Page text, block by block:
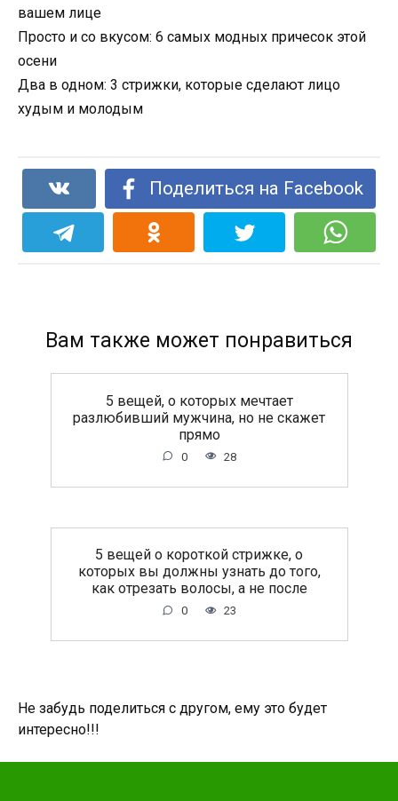
вашем лице
Просто и со вкусом: 6 самых модных причесок этой
осени
Два в одном: 3 стрижки, которые сделают лицо
худым и молодым
Поделиться на Facebook
Вам также может понравиться
5 вещей, о которых мечтает
разлюбивший мужчина, но не скажет
прямо
0 28
5 вещей о короткой стрижке, о
которых вы должны узнать до того,
как отрезать волосы, а не после
0 23
Не забудь поделиться с другом, ему это будет
интересно!!!